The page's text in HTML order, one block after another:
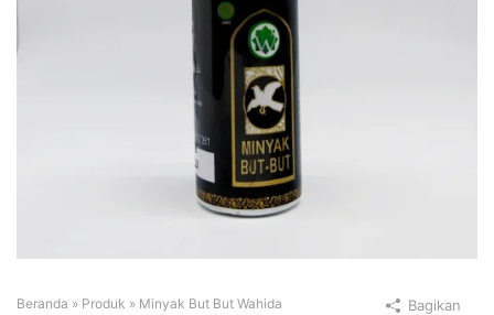
Beranda » Produk » Minyak But But Wahida Bagikan